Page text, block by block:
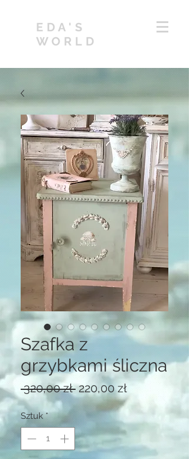
EDA'S
WORLD
Szafka z
grzybkami śliczna
320,00 zł Regularna
cena
220,00 złCena
Rabatowa
Sztuk *